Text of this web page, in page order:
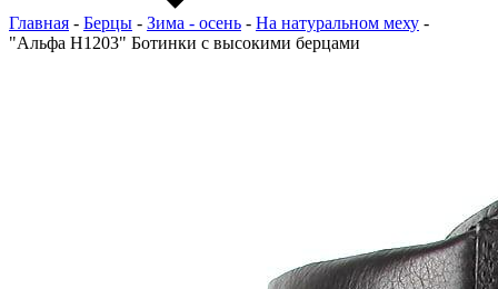
Главная - Берцы - Зима - осень - На натуральном меху -
"Альфа Н1203" Ботинки с высокими берцами